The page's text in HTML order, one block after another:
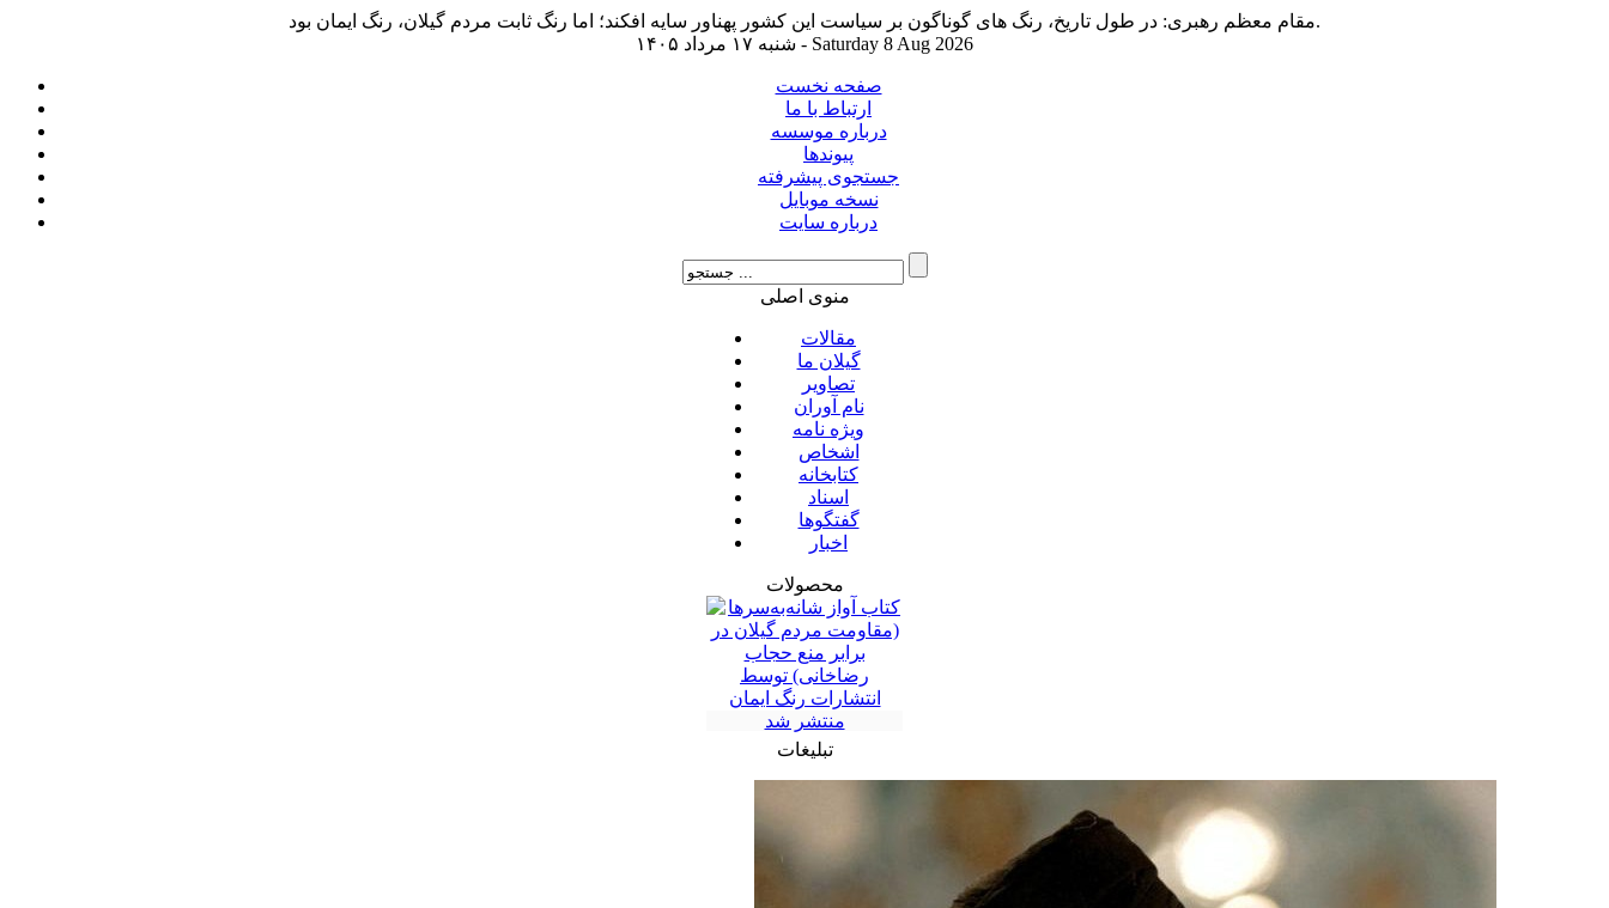
مقام معظم رهبری: در طول تاریخ، رنگ های گوناگون بر سیاست این کشور پهناور سایه افکند؛ اما رنگ ثابت مردم گیلان، رنگ ایمان بود.
شنبه ۱۷ مرداد ۱۴۰۵ - Saturday 8 Aug 2026
صفحه نخست
ارتباط با ما
درباره موسسه
پیوندها
جستجوی پیشرفته
نسخه موبایل
درباره سایت
منوی اصلی
مقالات
گیلان ما
تصاویر
نام آوران
ویژه نامه
اشخاص
کتابخانه
اسناد
گفتگوها
اخبار
محصولات
تبلیغات